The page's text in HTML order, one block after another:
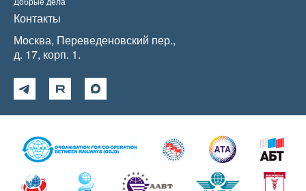
Контакты
Москва, Переведеновский пер.,
д. 17, корп. 1.